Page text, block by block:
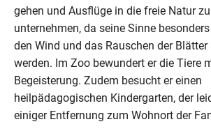
gehen und Ausflüge in die freie Natur zu
unternehmen, da seine Sinne
den Wind und das Rauschen der Blätter
werden. Im Zoo bewundert er die Tiere
Begeisterung. Zudem besucht er einen
heilpädagogischen Kindergarten, der
einiger Entfernung zum Wohnort der